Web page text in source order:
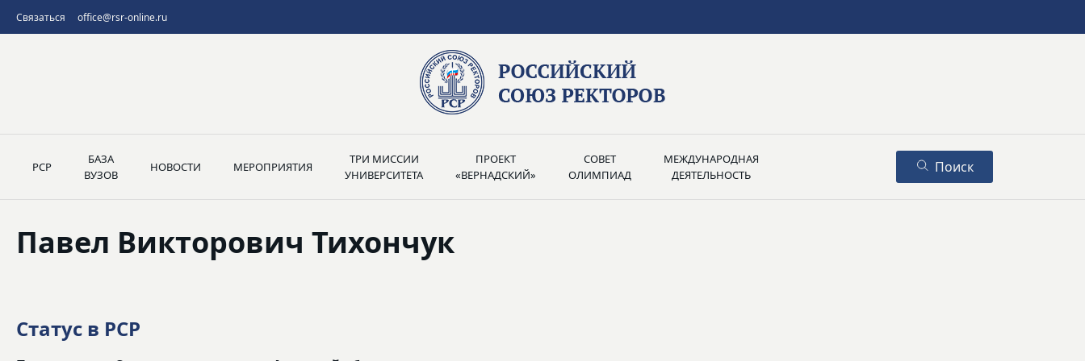
Связаться office@rsr-online.ru
РСР
БАЗА
ВУЗОВ
НОВОСТИ МЕРОПРИЯТИЯ
ТРИ МИССИИ
УНИВЕРСИТЕТА
ПРОЕКТ
«ВЕРНАДСКИЙ»
СОВЕТ
ОЛИМПИАД
МЕЖДУНАРОДНАЯ
ДЕЯТЕЛЬНОСТЬ
Поиск
Павел Викторович Тихончук
Статус в РСР